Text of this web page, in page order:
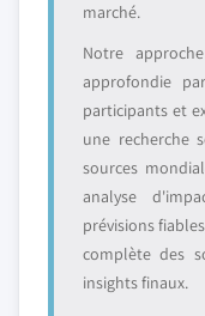
marché.
Notre
approfondie
participants et
une recherche
sources
analyse
prévisions
complète des
insights finaux.